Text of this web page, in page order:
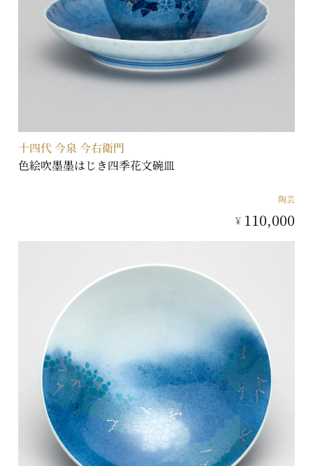
十四代 今泉 今右衛門
色絵吹墨墨はじき四季花文碗皿
陶芸
¥ 110,000